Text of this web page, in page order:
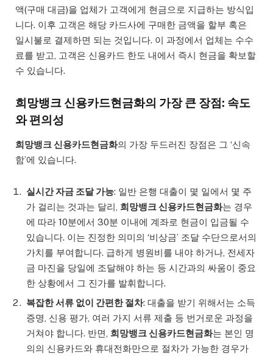
액(구매 대금)을 업체가 고객에게 현금으로 지급하는 방식입
니다. 이후 고객은 해당 카드사에 구매한 금액을 할부 혹은
일시불로 결제하면 되는 것입니다. 이 과정에서 업체는 수수
료를 받고, 고객은 신용카드 한도 내에서 즉시 현금을 확보할
수 있습니다.
희망뱅크 신용카드현금화의 가장 큰 장점: 속도
와 편의성
희망뱅크 신용카드현금화의 가장 두드러진 장점은 그 ‘신속
함’에 있습니다.
실시간 자금 조달 가능: 일반 은행 대출이 몇 일에서 몇 주
가 걸리는 것과는 달리, 희망뱅크 신용카드현금화는 경우
에 따라 10분에서 30분 이내에 계좌로 현금이 입금될 수
있습니다. 이는 진정한 의미의 ‘비상금’ 조달 수단으로서의
가치를 부여합니다. 급하게 병원비를 내야 하거나, 전세자
금 마진을 당일에 조달해야 하는 등 시간과의 싸움이 중요
한 상황에서 그 진가를 발휘합니다.
복잡한 서류 없이 간편한 절차: 대출을 받기 위해서는 소득
증명, 신용 평가, 여러 가지 서류 제출 등 번거로운 과정을
거쳐야 합니다. 반면, 희망뱅크 신용카드현금화는 본인 명
의의 신용카드와 휴대전화만으로 절차가 가능한 경우가